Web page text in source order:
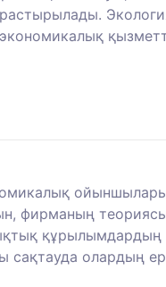
фирманың
сақтауда олардың